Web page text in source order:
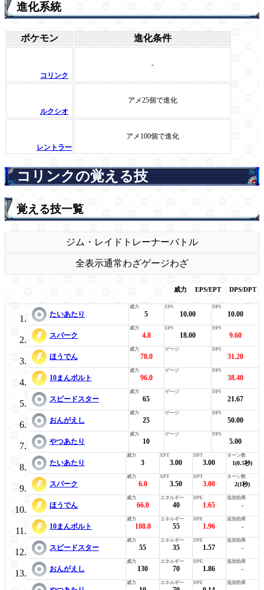
進化系統
ポケモン 進化条件
コリンク
-
ルクシオ
アメ25個で進化
レントラー
アメ100個で進化
コリンクの覚える技
覚える技一覧
ジム・レイド トレーナーバトル
全表示通常わざゲージわざ
威力 EPS/EPT DPS/DPT
たいあたり 5 10.00 10.00
スパーク 4.8 18.00 9.60
ほうでん 78.0 31.20
10まんボルト 96.0 38.40
スピードスター 65 21.67
おんがえし 25 50.00
やつあたり 10 5.00
たいあたり 3 3.00 3.00 1(0.5秒)
スパーク 6.0 3.50 3.00 2(1秒)
ほうでん 66.0 40 1.65 -
10まんボルト 108.0 55 1.96 -
スピードスター 55 35 1.57 -
おんがえし 130 70 1.86 -